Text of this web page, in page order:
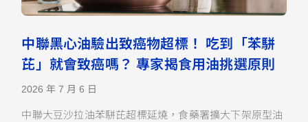
中聯黑心油驗出致癌物超標！ 吃到「苯駢
芘」就會致癌嗎？ 專家揭食用油挑選原則
2026 年 7 月 6 日
中聯大豆沙拉油苯駢芘超標延燒，食藥署擴大下架原型油